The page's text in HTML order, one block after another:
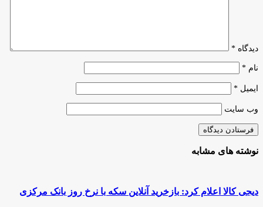
کشور
شوند
دیدگاه *
نام *
ایمیل *
وب‌ سایت
نوشته های مشابه
دیجی کالا اعلام کرد: بازخرید آنلاین سکه با نرخ روز بانک مرکزی